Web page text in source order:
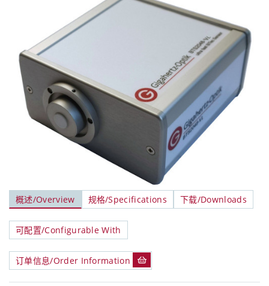
概述/Overview 规格/Specifications 下载/Downloads
可配置/Configurable With
订单信息/Order Information